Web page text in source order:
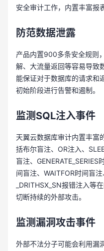
安全审计工作，内置丰富报
防范数据泄露
产品内置900多条安全规则
解、大流量返回等容易导致
能保证对于数据库的请求和
初始阶段进行告警和遏制。
监测SQL注入事件
天翼云数据库审计内置丰富
括布尔盲注、OR注入、
盲注、GENERATE_SERIES
间盲注、WAITFOR时间盲
_DRITHSX_SN报错注入等
切断持续的外部攻击。
监测漏洞攻击事件
外部不法分子可能会利用漏